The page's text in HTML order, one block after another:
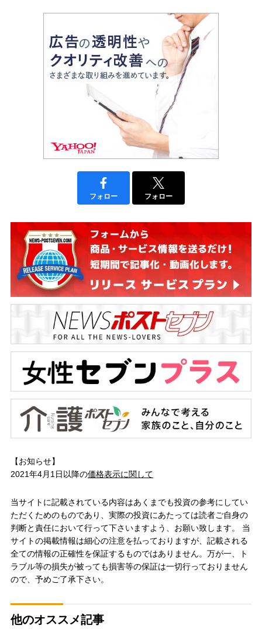
フォロー フォロー
【お知らせ】
2021年4月1日以降の価格表示に関して
当サイトに記載されている内容はあくまでも投資の参考にしてい
ただくためのものであり、実際の投資にあたっては読者ご自身の
判断と責任において行って下さいますよう、お願い致します。 当
サイトの掲載情報は細心の注意を払っておりますが、記載される
全ての情報の正確性を保証するものではありません。万が一、ト
ラブル等の損失が被っても損害等の保証は一切行っておりません
ので、予めご了承下さい。
他のオススメ記事